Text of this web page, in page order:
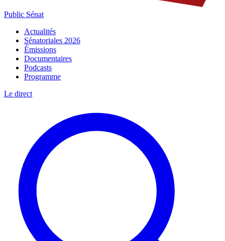
Public Sénat
Actualités
Sénatoriales 2026
Émissions
Documentaires
Podcasts
Programme
Le direct